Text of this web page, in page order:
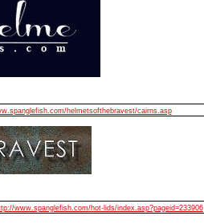
helmetsofthebravest/cairns.asp
www.spanglefish.com/hot-lids/index.asp?pageid=233906